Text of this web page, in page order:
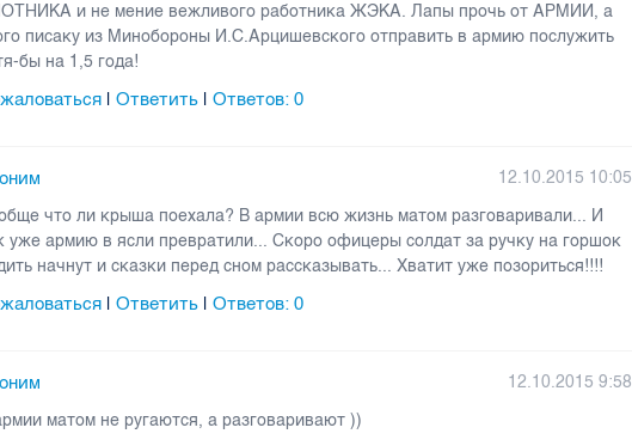
и не мение вежливого работника ЖЭКА. Лапы прочь от АРМИИ, а
писаку из Минобороны И.С.Арцишевского отправить в армию послужить
бы на 1,5 года!
|Ответить |Ответов:0
12.10.2015 10:05
что ли крыша поехала? В армии всю жизнь матом разговаривали... И
уже армию в ясли превратили... Скоро офицеры солдат за ручку на горшок
начнут и сказки перед сном рассказывать... Хватит уже позориться!!!!
|Ответить |Ответов:0
12.10.2015 9:58
матом не ругаются, а разговаривают ))